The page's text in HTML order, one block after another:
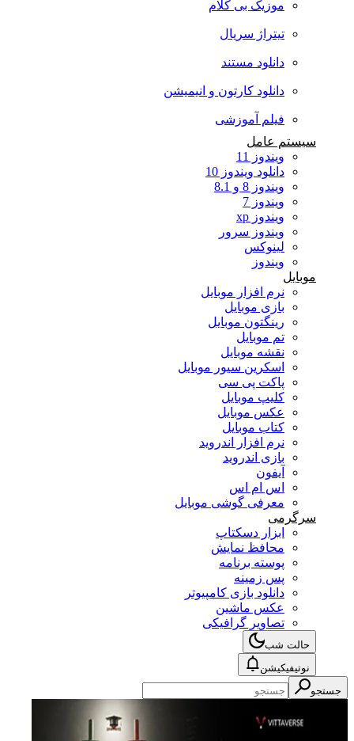
موزیک بی کلام
تیتراژ سریال
دانلود مستند
دانلود کارتون و انیمیشن
فیلم آموزشی
سیستم عامل
ویندوز 11
دانلود ویندوز 10
ویندوز 8 و 8.1
ویندوز 7
ویندوز xp
ویندوز سرور
لینوکس
ویندوز
موبایل
نرم افزار موبایل
بازی موبایل
رینگتون موبایل
تم موبایل
نقشه موبایل
اسکرین سیور موبایل
پاکت پی سی
کلیپ موبایل
عکس موبایل
کتاب موبایل
نرم افزار اندروید
بازی اندروید
آیفون
اس ام اس
معرفی گوشی موبایل
سرگرمی
ابزار دسکتاپ
محافظ نمایش
پوسته برنامه
پس زمینه
دانلود بازی کامپیوتر
عکس ماشین
تصاویر گرافیکی
حالت شب
نوتیفیکیشن
جستجو